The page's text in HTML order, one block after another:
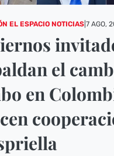
EL ESPACIO NOTICIAS| 7 AGO,
el
en